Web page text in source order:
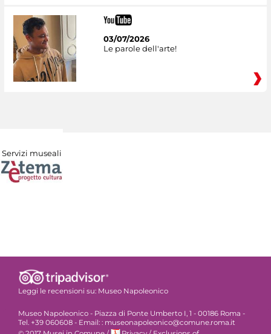
03/07/2026
Le parole dell'arte!
Servizi museali
Leggi le recensioni su: Museo Napoleonico
Museo Napoleonico - Piazza di Ponte Umberto I, 1 - 00186 Roma -
Tel. +39 060608 - Email: : museonapoleonico@comune.roma.it